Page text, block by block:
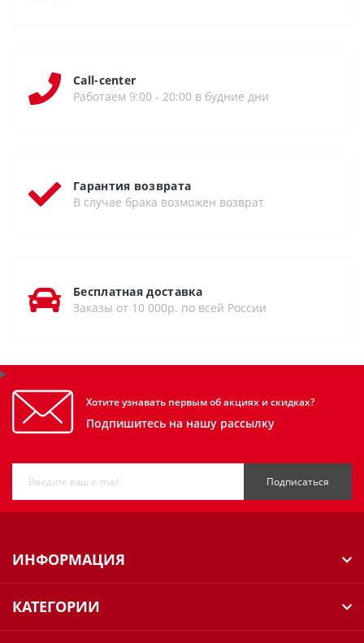
Call-center
Работаем 9:00 - 20:00 в будние дни
Гарантия возврата
В случае брака возможен возврат
Бесплатная доставка
Заказы от 10 000р. по всей России
Хотите узнавать первым об акциях и скидках?
Подпишитесь на нашу рассылку
Подписаться
ИНФОРМАЦИЯ
КАТЕГОРИИ